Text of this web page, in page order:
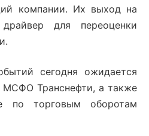
компании. Их выход на
для переоценки
сегодня ожидается
МСФО Транснефти, а также
по торговым оборотам